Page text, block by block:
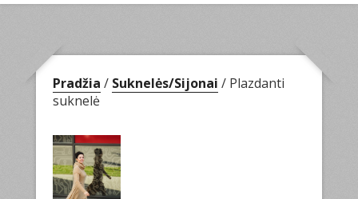
Pradžia / Suknelės/Sijonai / Plazdanti
suknelė